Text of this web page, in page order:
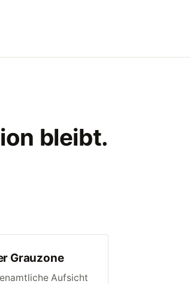
bleibt.
Grauzone
Aufsicht